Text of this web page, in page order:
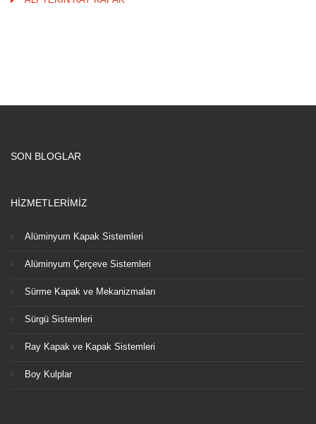
SON BLOGLAR
HİZMETLERİMİZ
Alüminyum Kapak Sistemleri
Alüminyum Çerçeve Sistemleri
Sürme Kapak ve Mekanizmaları
Sürgü Sistemleri
Ray Kapak ve Kapak Sistemleri
Boy Kulplar